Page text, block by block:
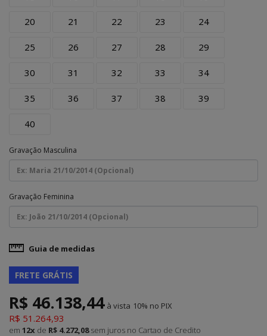
20 21 22 23 24
25 26 27 28 29
30 31 32 33 34
35 36 37 38 39
40
Gravação Masculina
Gravação Feminina
Guia de medidas
FRETE GRÁTIS
R$ 46.138,44 à vista 10%
R$ 51.264,93
em 12x de R$ 4.272,08 sem juros no Cartao de Credito